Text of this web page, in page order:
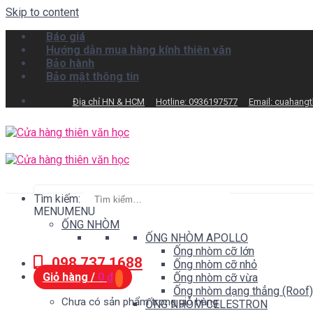
Skip to content
Báo giá
Hướng dẫn mua hàng kính thiên văn
Bảo hành
Bảo mật thông tin
Địa chỉ HN & HCM Hotline: 0936197577 Email:
Tìm kiếm:
098.737.1688
Giỏ hàng / 0 ₫
Chưa có sản phẩm trong giỏ hàng.
MENUMENU
ỐNG NHÒM
ỐNG NHÒM APOLLO
Ống nhòm cỡ lớn
Ống nhòm cỡ nhỏ
Ống nhòm cỡ vừa
Ống nhòm dạng thẳng (Roof)
ỐNG NHÒM CELESTRON